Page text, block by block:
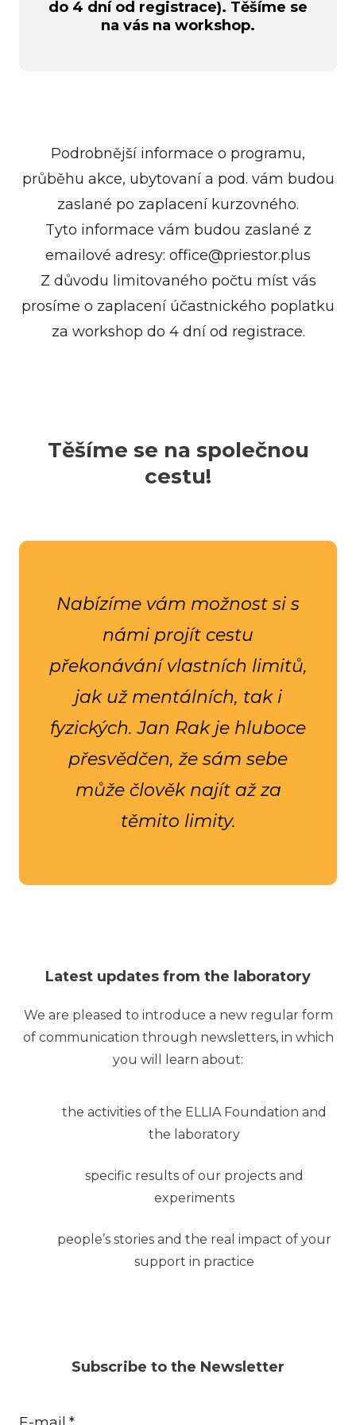
Číslo bankovního
EXCLUSIVE: 18
525 Kč
Do zprávy pro
příjemce napište
jméno a příjmení
přihlášeného
účastníka.
Účet:
VS: 202509
Cena pro balíček
STANDARD : 15
975 Kč
Do zprávy pro
příjemce napište
jméno a příjmení
Účet: FIO banka – účet EURO
Cena pro balíček EXCLUSIVE:
741 Eur
Do zprávy pro příjemce
napište jméno a příjmení
přihlášeného účastníka.
Zkontrolujte si datum úhrady.
IBAN:
SK0783300000002502705309
SWIFT(BIC) kód: FIOZSKBA
Cena pro balíček STANDARD:
639 Eur
Do zprávy pro příjemce
do 4 dní od registrace). Těšíme se
na vás na workshop.
Podrobnější informace o programu,
průběhu akce, ubytovaní a pod. vám budou
zaslané po zaplacení kurzovného.
Tyto informace vám budou zaslané z
emailové adresy: office@priestor.plus
Z důvodu limitovaného počtu míst vás
prosíme o zaplacení účastnického poplatku
za workshop do 4 dní od registrace.
Těšíme se na společnou
cestu!
Nabízíme vám možnost si s
námi projít cestu
překonávání vlastních limitů,
jak už mentálních, tak i
fyzických. Jan Rak je hluboce
přesvědčen, že sám sebe
může člověk najít až za
těmito limity.
Latest updates from the laboratory
We are pleased to introduce a new regular form
of communication through newsletters, in which
you will learn about:
the activities of the ELLIA Foundation and
the laboratory
specific results of our projects and
experiments
people’s stories and the real impact of your
support in practice
Subscribe to the Newsletter